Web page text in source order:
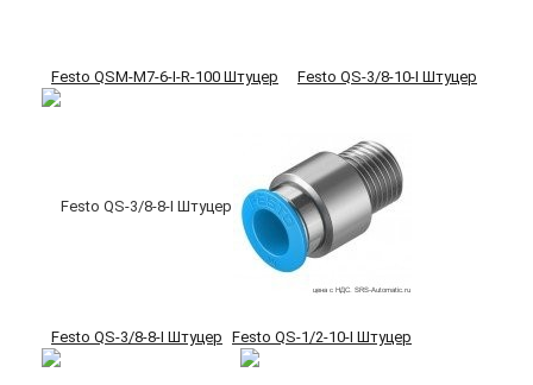
Festo QSM-M7-6-I-R-100 Штуцер Festo QS-3/8-10-I Штуцер
Festo QS-3/8-8-I Штуцер Festo QS-1/2-10-I Штуцер